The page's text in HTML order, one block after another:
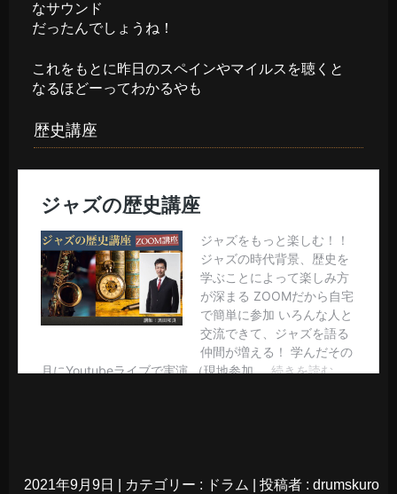
なサウンド
だったんでしょうね！
これをもとに昨日のスペインやマイルスを聴くと
なるほどーってわかるやも
歴史講座
2021年9月9日 カテゴリー : ドラム
投稿者 : drumskuro